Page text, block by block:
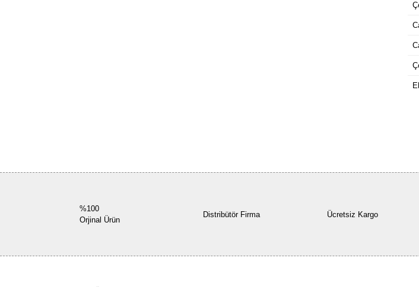
%100
Orjinal Ürün
Distribütör Firma Ücretsiz Kargo